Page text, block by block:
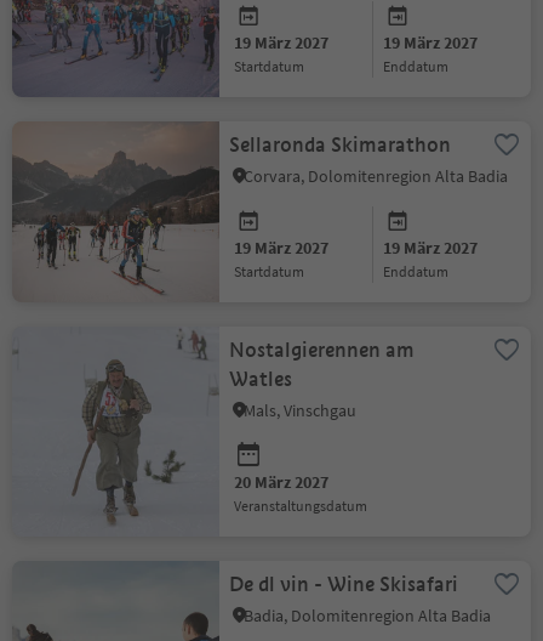
19 März 2027
Startdatum
19 März 2027
Enddatum
Sellaronda Skimarathon
Corvara, Dolomitenregion Alta Badia
19 März 2027
Startdatum
19 März 2027
Enddatum
Nostalgierennen am
Watles
Mals, Vinschgau
20 März 2027
Veranstaltungsdatum
De dl vin - Wine Skisafari
Badia, Dolomitenregion Alta Badia